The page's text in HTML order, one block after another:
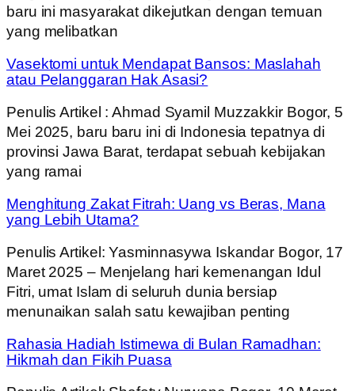
baru ini masyarakat dikejutkan dengan temuan
yang melibatkan
Vasektomi untuk Mendapat Bansos: Maslahah
atau Pelanggaran Hak Asasi?
Penulis Artikel : Ahmad Syamil Muzzakkir Bogor, 5
Mei 2025, baru baru ini di Indonesia tepatnya di
provinsi Jawa Barat, terdapat sebuah kebijakan
yang ramai
Menghitung Zakat Fitrah: Uang vs Beras, Mana
yang Lebih Utama?
Penulis Artikel: Yasminnasywa Iskandar Bogor, 17
Maret 2025 – Menjelang hari kemenangan Idul
Fitri, umat Islam di seluruh dunia bersiap
menunaikan salah satu kewajiban penting
Rahasia Hadiah Istimewa di Bulan Ramadhan:
Hikmah dan Fikih Puasa